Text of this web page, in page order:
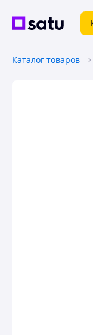
Каталог товаров